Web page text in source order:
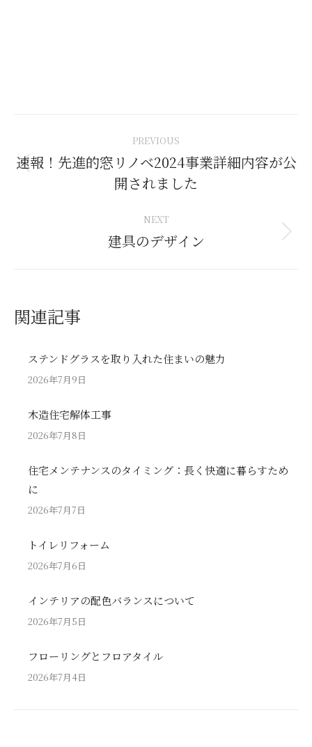
navigation
PREVIOUS
Previous
post:
速報！先進的窓リノベ2024事業詳細内容が公
開されました
NEXT
Next
建具のデザイン
関連記事
ステンドグラスを取り入れた住まいの魅力
2026年7月9日
木造住宅解体工事
2026年7月8日
住宅メンテナンスのタイミング：長く快適に暮らすため
に
2026年7月7日
トイレリフォーム
2026年7月6日
インテリアの配色バランスについて
2026年7月5日
フローリングとフロアタイル
2026年7月4日